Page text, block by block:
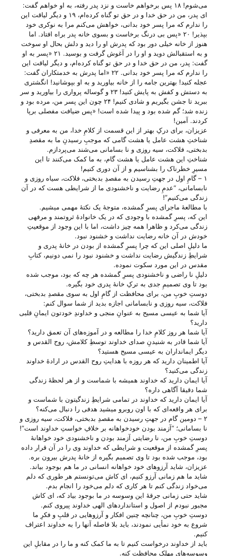
می‌شوم! ۱۸ پس برخواهم خاست و نزد پدر رفته، به او خواهم گفت:
ای پدر، من در حق خدا و در حق تو گناه کرده‌ام، ۱۹ و دیگر لیاقت این
را ندارم که مرا پسر خود بدانی، خواهش می‌کنم مرا به نوکری خود
بپذیر! ۲۰ «پس بی درنگ برخاست و بسوی خانه پدر براه افتاد. اما
هنوز از خانه خیلی دور بود که پدرش او را دید و دلش بحال او سوخت
و به استقبالش دوید و او را در آغوش گرفت و بوسید. ۲۱ «پسر به او
گفت: پدر، من در حق خدا و در حق تو گناه کرده‌ام، و دیگر لیاقت این
را ندارم که مرا پسر خود بدانی. ۲۲ «اما پدرش به خدمتکاران گفت:
عجله کنید! بهترین جامه را از خانه بیاورید و به او بپوشانید! انگشتری
به دستش و کفش به پایش کنید! ۲۳ و گوساله پرواری را بیاورید و سر
ببرید تا جشن بگیریم و شادی کنیم! ۲۴ چون این پسر من، مرده بود و
زنده شد؛ گم شده بود و پیدا شده است! «پس ضیافت مفصلی برپا
کردند. آمین!
عزیزان، برای درکِ بهتر از این قسمت از کلامِ خدا، من به معرفی و
شناختِ هشت عامل یا هشت گامی که موجبِ رسیدنِ ما به مقصدِ
بدبختی، فلاکت، سیه روزی و نا بسامانی می‌‌شند می‌‌پردازم.
شناختِ این هشت عامل یا هشت گام، به ما کمک می‌‌کنند تا این
مسیرِ خطرناک را بشناسیم و از آن دوری کنیم!
۱ – گامِ اول در جهتِ رسیدن به مقصدِ بدبختی، فلاکت، سیاه روزی و
نابسامانی، “عدمِ رضایت و ناخشنودی ما از شرایطی هست که در آن
زندگی می‌‌کنیم”!
با مطالعهٔ ماجرای پسرِ گمشده، متوجهٔ یک نکتهٔ مهمی میشیم.
این که، پسرِ گمشده با وجودی که در یک خانوادهٔ ثروتمند و مرفهی
زندگی می‌‌کرد و ظاهرا همه چیز داشت، اما با این وجود از موقعیتِ
خودش در آن خانه رضایت نداشت و خشنود نبود.
ما دلیلِ اصلی این که چرا پسرِ گمشده از بودن در خانهٔ پدری و
شرایطِ زندگیش رضایت نداشت و خشنود نبود را نمی دونیم، کتابِ
مقدس در این مورد سکوت نموده.
دلیلِ نا راضی و ناخشنودی پسرِ گمشده هر چه که بود، موجب شده
بود تا وی تصمیمِ جدی به ترکِ خانهٔ پدری خود بگیره.
دوستِ خوبِ من، برای محافظت از گامِ اول به سوی مقصدِ بدبختی،
فلاکت، سیه روزی و نابسامانی اجازه بدید از شما سوال کنم:
آیا شما به عیسی مسیح به عنوانِ منجی و خداوندِ خودتون ایمانِ قلبی
دارید؟
آیا شما هر روز کلامِ خدا را مطالعه و در آموزه‌های آن تعمق دارید؟
آیا شما قادر به شنیدنِ صدای خداوند توسطِ کلامش، روح القدس و
دیگر ایمانداران به عیسی مسیح هستید؟
آیا اطمینان دارید که هر روزه با هدایتِ روح القدس در ارادهٔ خداوند
زندگی می‌‌کنید؟
آیا ایمان دارید که خداوند همیشه با شماست و از هر لحظهٔ زندگی
شما دقیقا آگاهی داره؟
آیا ایمان دارید که خداوند در تمامی شرایطِ زندگیتون با شماست و
برای هر واقعه‌ای که با اون روبرو میشید هدفی را دنبال می‌‌کنه؟
۲ – دومین گام در جهتِ رسیدن به مقصدِ بدبختی، فلاکت، سیه روزی و
نا بسامانی؛ “آزمند بودن خودخواهانه بر خلافِ خواستِ خداوند است”!
دوستِ خوبِ من، نا رضایتی آزمند بودن و ناخشنودی خود خواهانهٔ
پسرِ گمشده از موقعیت و شرایطی که خداوند وی را در آن قرار داده
بود، موجب شده بود تا وی تصمیم بگیره از خانهٔ پدرش بیرون بره.
عزیزان، شاید آرزو‌های خود خواهانه انسانی در ما هم بوجود بیاند.
شاید ما هم زمانی آرزو کنیم، ‌ای کاش می‌‌تونستم هر طوری که دلم
می‌‌خواد زندگی کنم تا هر کاری که دلم می‌‌خود را انجام بدم.
شاید حتی زمانی جرقهٔ این وسوسه در ما بوجود بیاد که، ‌ای کاش
مجبور نبودم از اصول و استاندارد‌های الهی خداوند پیروی کنم.
دوستِ خوبِ من، چنانچه چنین افکار و آرزوهایی در قلبِ و فکرِ ما
شروع به خود نمأیی نمودند، باید بلا فاصله آنها را به خداوند اعتراف
کنیم.
باید از خداوند درخواست کنیم تا به ما کمک کنه و ما را در مقابلِ این
وسوسه‌های مهلک محافظت کنه.